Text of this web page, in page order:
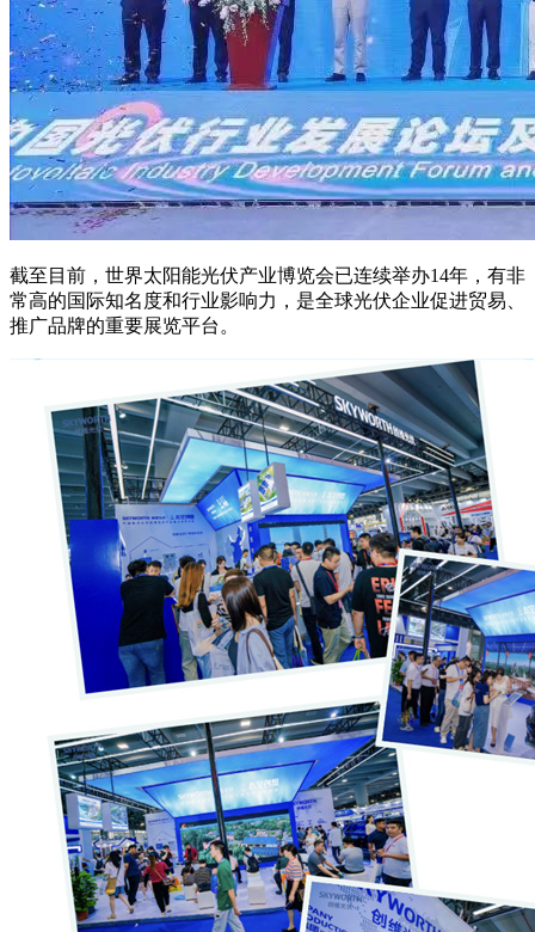
截至目前，世界太阳能光伏产业博览会已连续举办14年，有非
常高的国际知名度和行业影响力，是全球光伏企业促进贸易、
推广品牌的重要展览平台。